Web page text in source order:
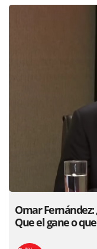
Omar
Que el gane o